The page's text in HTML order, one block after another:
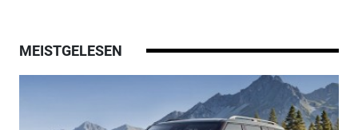
MEISTGELESEN